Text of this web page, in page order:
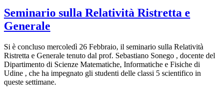
Seminario sulla Relatività Ristretta e
Generale
Si è concluso mercoledì 26 Febbraio, il seminario sulla Relatività
Ristretta e Generale tenuto dal prof. Sebastiano Sonego , docente del
Dipartimento di Scienze Matematiche, Informatiche e Fisiche di
Udine , che ha impegnato gli studenti delle classi 5 scientifico in
queste settimane.